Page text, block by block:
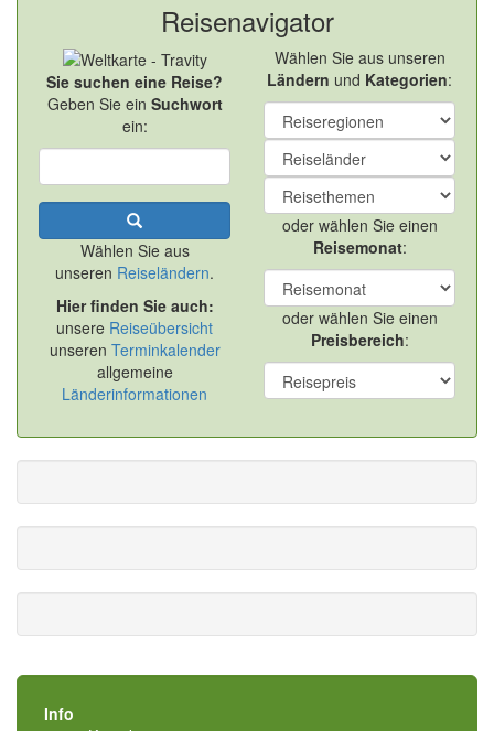
Reisenavigator
Sie suchen eine Reise?
Geben Sie ein Suchwort
ein:
Wählen Sie aus
unseren Reiseländern.
Hier finden Sie auch:
unsere Reiseübersicht
unseren Terminkalender
allgemeine
Länderinformationen
Wählen Sie aus unseren
Ländern und Kategorien:
oder wählen Sie einen
Reisemonat:
oder wählen Sie einen
Preisbereich:
Info